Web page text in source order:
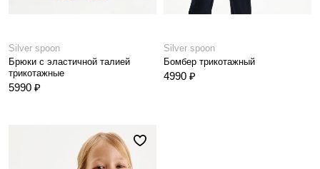
Silver spoon
Брюки с эластичной талией
трикотажные
5990 ₽
Silver spoon
Бомбер трикотажный
4990 ₽